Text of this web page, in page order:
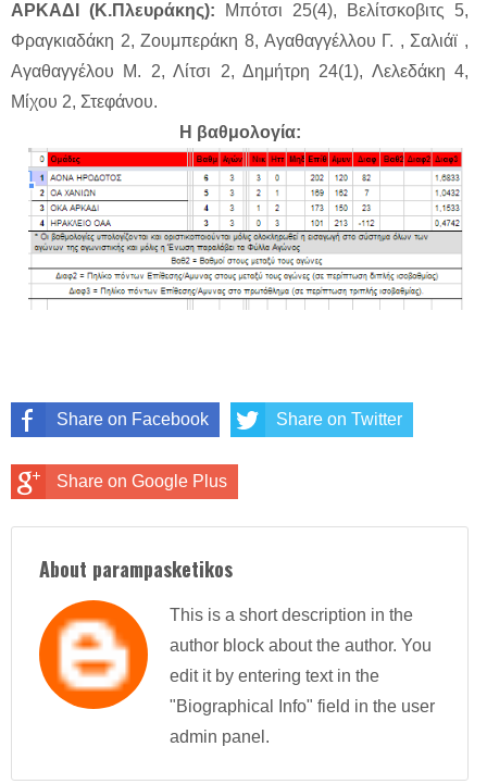
ΑΡΚΑΔΙ (Κ.Πλευράκης): Μπότσι 25(4), Βελίτσκοβιτς 5,
Φραγκιαδάκη 2, Ζουμπεράκη 8, Αγαθαγγέλλου Γ. , Σαλιάϊ ,
Αγαθαγγέλου Μ. 2, Λίτσι 2, Δημήτρη 24(1), Λελεδάκη 4,
Μίχου 2, Στεφάνου.
Η βαθμολογία:
Share on Facebook Share on Twitter
Share on Google Plus
About parampasketikos
This is a short description in the
author block about the author. You
edit it by entering text in the
"Biographical Info" field in the user
admin panel.